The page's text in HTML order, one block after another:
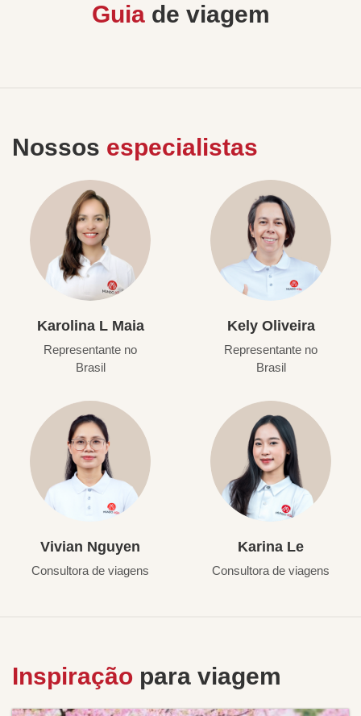
Guiade viagem
Nossos especialistas
Karolina L Maia
Representante no
Brasil
Kely Oliveira
Representante no
Brasil
Vivian Nguyen
Consultora de viagens
Karina Le
Consultora de viagens
Inspiração para viagem